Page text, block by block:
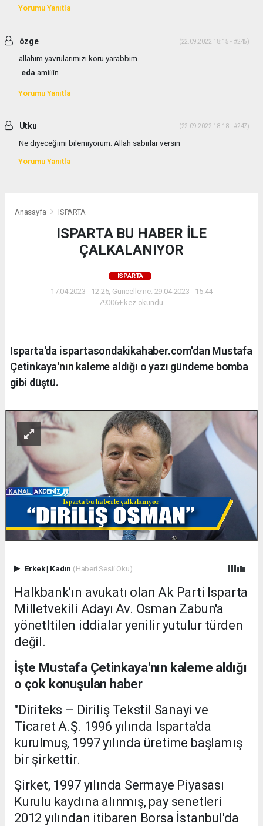
Yorumu Yanıtla
özge (22.09.2022 18:15 - #245)
allahım yavrularımızı koru yarabbim
eda amiiiin
Yorumu Yanıtla
Utku (22.09.2022 18:18 - #247)
Ne diyeceğimi bilemiyorum. Allah sabırlar versin
Yorumu Yanıtla
Anasayfa ISPARTA
ISPARTA BU HABER İLE
ÇALKALANIYOR
ISPARTA
17.04.2023 - 12:25, Güncelleme: 29.04.2023 - 15:44
79006+ kez okundu.
Isparta'da ispartasondakikahaber.com'dan Mustafa
Çetinkaya'nın kaleme aldığı o yazı gündeme bomba
gibi düştü.
Erkek| Kadın (Haberi Sesli Oku)
Halkbank'ın avukatı olan Ak Parti Isparta
Milletvekili Adayı Av. Osman Zabun'a
yönetltilen iddialar yenilir yutulur türden
değil.
İşte Mustafa Çetinkaya'nın kaleme aldığı
o çok konuşulan haber
"Diriteks – Diriliş Tekstil Sanayi ve
Ticaret A.Ş. 1996 yılında Isparta'da
kurulmuş, 1997 yılında üretime başlamış
bir şirkettir.
Şirket, 1997 yılında Sermaye Piyasası
Kurulu kaydına alınmış, pay senetleri
2012 yılından itibaren Borsa İstanbul'da